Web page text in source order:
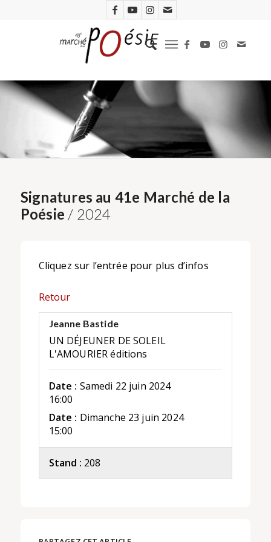
Signatures au 41e Marché de la
Poésie / 2024
Cliquez sur l’entrée pour plus d’infos
Retour
Jeanne Bastide
UN DÉJEUNER DE SOLEIL
L'AMOURIER éditions
Date : Samedi 22 juin 2024
16:00
Date : Dimanche 23 juin 2024
15:00
Stand : 208